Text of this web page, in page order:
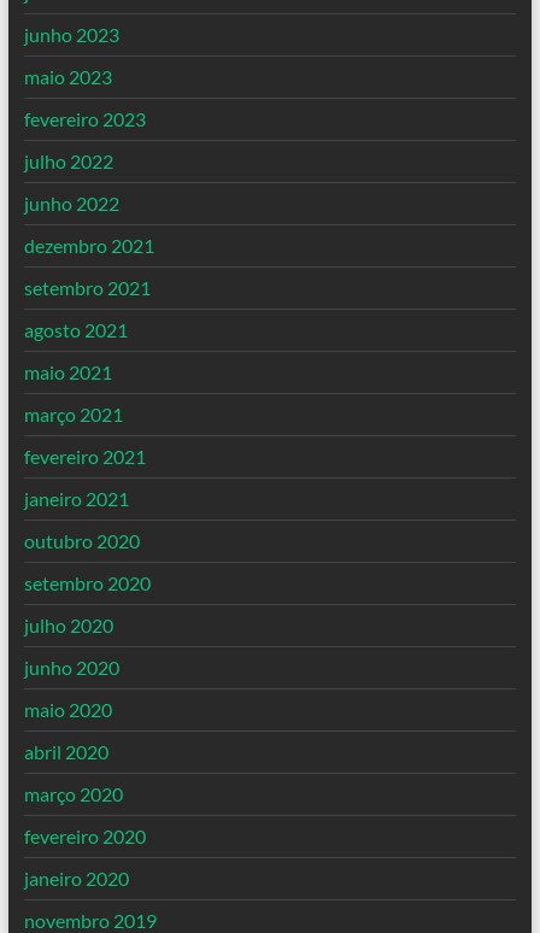
junho 2023
maio 2023
fevereiro 2023
julho 2022
junho 2022
dezembro 2021
setembro 2021
agosto 2021
maio 2021
março 2021
fevereiro 2021
janeiro 2021
outubro 2020
setembro 2020
julho 2020
junho 2020
maio 2020
abril 2020
março 2020
fevereiro 2020
janeiro 2020
novembro 2019